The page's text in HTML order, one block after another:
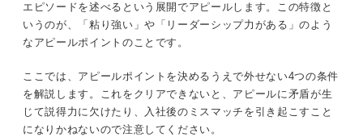
エピソードを述べるという展開でアピールします。この特徴と
いうのが、「粘り強い」や「リーダーシップ力がある」のよう
なアピールポイントのことです。
ここでは、アピールポイントを決めるうえで外せない4つの条件
を解説します。これをクリアできないと、アピールに矛盾が生
じて説得力に欠けたり、入社後のミスマッチを引き起こすこと
になりかねないので注意してください。